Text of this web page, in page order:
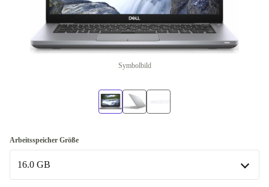
Symbolbild
Arbeitsspeicher Größe
16.0 GB